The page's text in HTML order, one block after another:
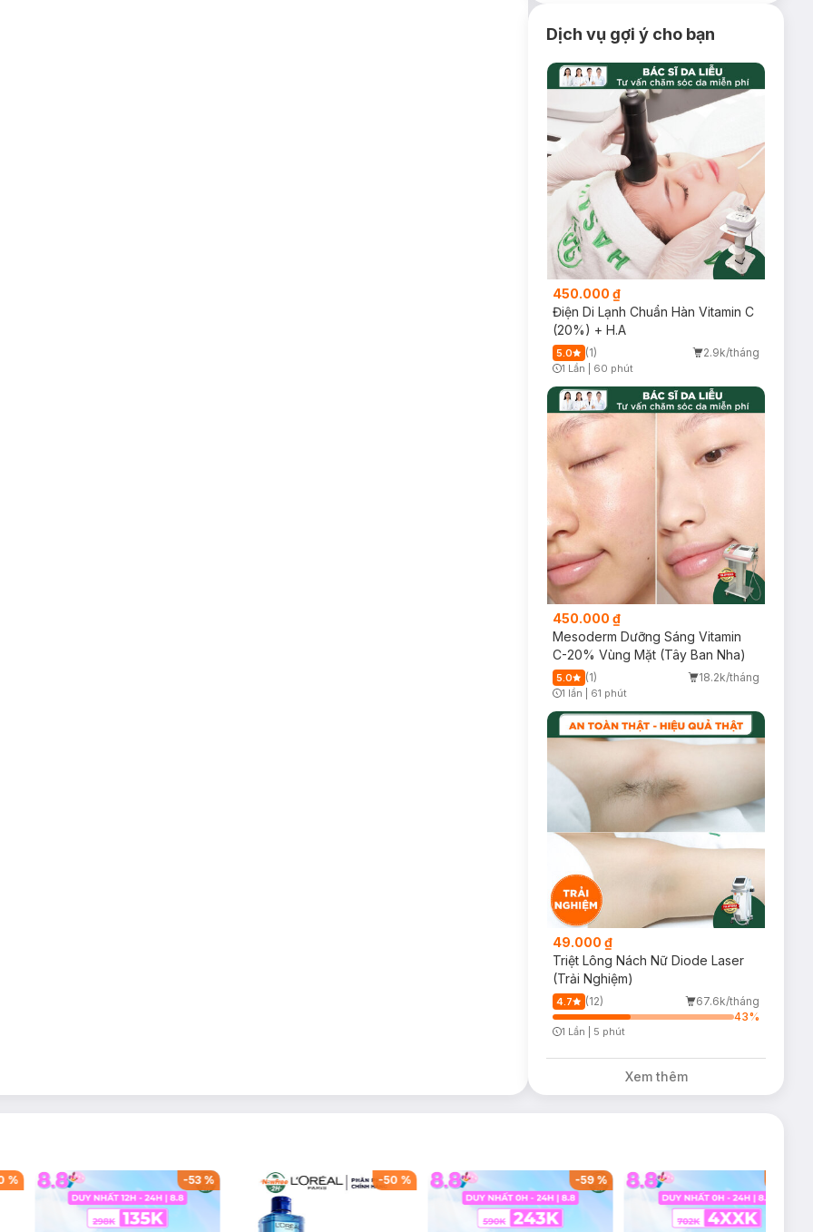
Dịch vụ gợi ý cho bạn
450.000 ₫
Điện Di Lạnh Chuẩn Hàn Vitamin C
(20%) + H.A
5.0 (1) 2.9k/tháng
1 Lần 60 phút
450.000 ₫
Mesoderm Dưỡng Sáng Vitamin
C-20% Vùng Mặt (Tây Ban Nha)
5.0 (1) 18.2k/tháng
Timer Gray Icon
1 lần 61 phút
49.000 ₫
Triệt Lông Nách Nữ Diode Laser
(Trải Nghiệm)
4.7 (12)
67.6k/tháng
43%
1 Lần 5 phút
Xem thêm
% -53% -50 % -59%